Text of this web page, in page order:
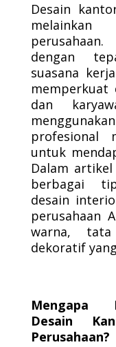
Desain
dengan
suasana
dan
profesional
untuk
Dalam
berbagai
desain
perusahaan
warna,
dekoratif
Mengapa
Desain
Perusahaan?